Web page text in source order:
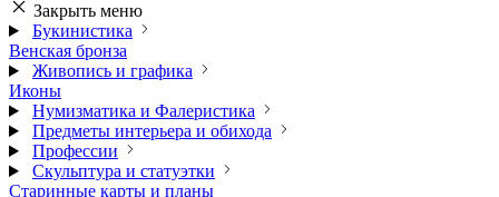
Закрыть меню
Букинистика
Венская бронза
Живопись и графика
Иконы
Нумизматика и Фалеристика
Предметы интерьера и обихода
Профессии
Скульптура и статуэтки
Старинные карты и планы